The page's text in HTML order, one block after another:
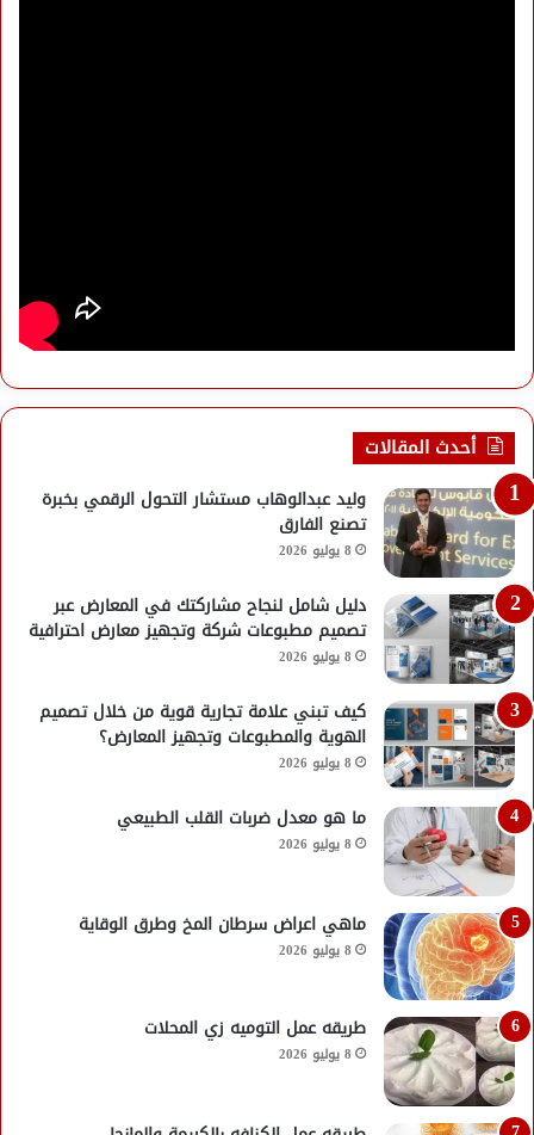
أحدث المقالات
وليد عبدالوهاب مستشار التحول الرقمي بخبرة
تصنع الفارق
8 يوليو 2026
دليل شامل لنجاح مشاركتك في المعارض عبر
تصميم مطبوعات شركة وتجهيز معارض احترافية
8 يوليو 2026
كيف تبني علامة تجارية قوية من خلال تصميم
الهوية والمطبوعات وتجهيز المعارض؟
8 يوليو 2026
ما هو معدل ضربات القلب الطبيعي
8 يوليو 2026
ماهي اعراض سرطان المخ وطرق الوقاية
8 يوليو 2026
طريقه عمل التوميه زي المحلات
8 يوليو 2026